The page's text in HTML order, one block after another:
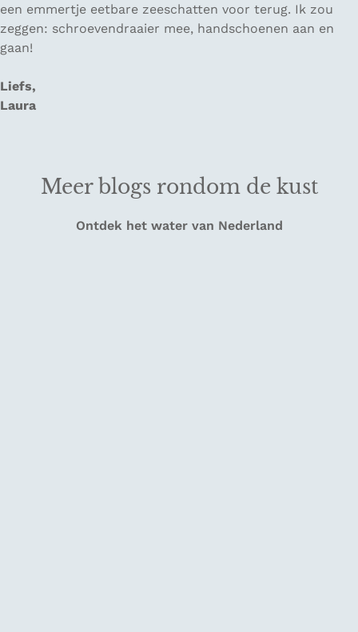
een emmertje eetbare zeeschatten voor terug. Ik zou
zeggen: schroevendraaier mee, handschoenen aan en
gaan!
Liefs,
Laura
Meer blogs rondom de kust
Ontdek het water van Nederland